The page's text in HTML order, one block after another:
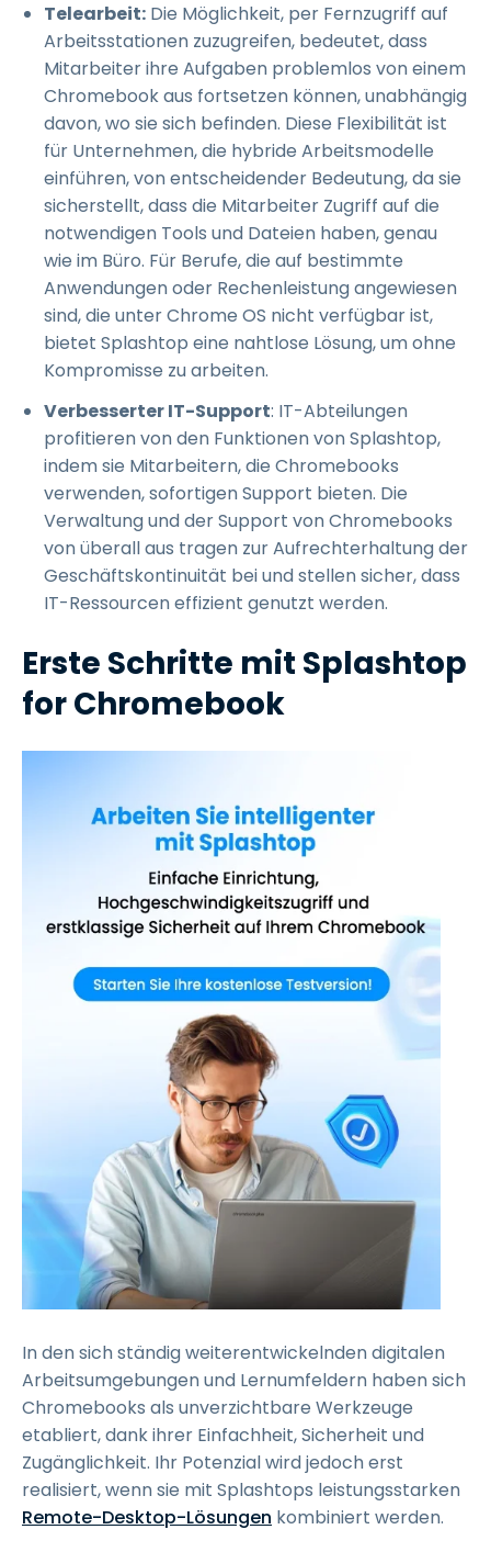
Telearbeit: Die Möglichkeit, per Fernzugriff auf
Arbeitsstationen zuzugreifen, bedeutet, dass
Mitarbeiter ihre Aufgaben problemlos von einem
Chromebook aus fortsetzen können, unabhängig
davon, wo sie sich befinden. Diese Flexibilität ist
für Unternehmen, die hybride Arbeitsmodelle
einführen, von entscheidender Bedeutung, da sie
sicherstellt, dass die Mitarbeiter Zugriff auf die
notwendigen Tools und Dateien haben, genau
wie im Büro. Für Berufe, die auf bestimmte
Anwendungen oder Rechenleistung angewiesen
sind, die unter Chrome OS nicht verfügbar ist,
bietet Splashtop eine nahtlose Lösung, um ohne
Kompromisse zu arbeiten.
Verbesserter IT-Support: IT-Abteilungen
profitieren von den Funktionen von Splashtop,
indem sie Mitarbeitern, die Chromebooks
verwenden, sofortigen Support bieten. Die
Verwaltung und der Support von Chromebooks
von überall aus tragen zur Aufrechterhaltung der
Geschäftskontinuität bei und stellen sicher, dass
IT-Ressourcen effizient genutzt werden.
Erste Schritte mit Splashtop
for Chromebook
In den sich ständig weiterentwickelnden digitalen
Arbeitsumgebungen und Lernumfeldern haben sich
Chromebooks als unverzichtbare Werkzeuge
etabliert, dank ihrer Einfachheit, Sicherheit und
Zugänglichkeit. Ihr Potenzial wird jedoch erst
realisiert, wenn sie mit Splashtops leistungsstarken
Remote-Desktop-Lösungen kombiniert werden.